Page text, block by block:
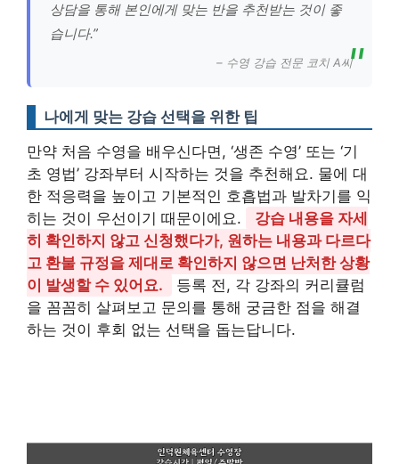
상담을 통해 본인에게 맞는 반을 추천받는 것이 좋
습니다.”
– 수영 강습 전문 코치 A씨
나에게 맞는 강습 선택을 위한 팁
만약 처음 수영을 배우신다면, ‘생존 수영’ 또는 ‘기
초 영법’ 강좌부터 시작하는 것을 추천해요. 물에 대
한 적응력을 높이고 기본적인 호흡법과 발차기를 익
히는 것이 우선이기 때문이에요.
강습 내용을 자세
히 확인하지 않고 신청했다가, 원하는 내용과 다르다
고 환불 규정을 제대로 확인하지 않으면 난처한 상황
이 발생할 수 있어요.
등록 전, 각 강좌의 커리큘럼
을 꼼꼼히 살펴보고 문의를 통해 궁금한 점을 해결
하는 것이 후회 없는 선택을 돕는답니다.